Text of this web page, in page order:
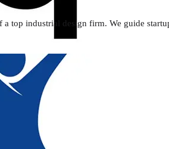
top industrial design firm. We guide